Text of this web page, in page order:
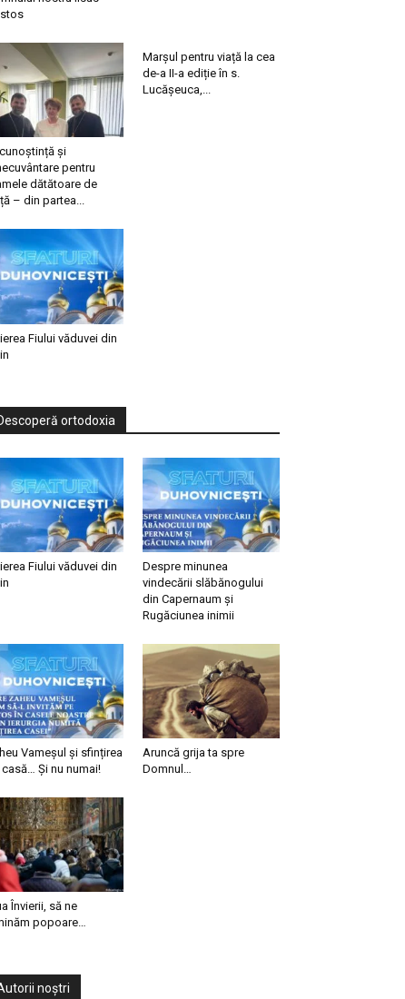
și
pentru
dătătoare de
– din partea...
Marșul pentru viață la cea
de-a II-a ediție în s.
Lucășeuca,...
Fiului văduvei din
ortodoxia
Fiului văduvei din
Despre minunea
vindecării slăbănogului
din Capernaum și
Rugăciunea inimii
Vameșul și sfințirea
Și nu numai!
Aruncă grija ta spre
Domnul…
Învierii, să ne
popoare…
noștri